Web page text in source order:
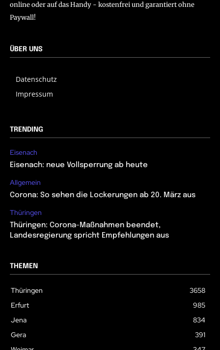
online oder auf das Handy - kostenfrei und garantiert ohne
Paywall!
ÜBER UNS
Datenschutz
Impressum
TRENDING
Eisenach
Eisenach: neue Vollsperrung ab heute
Allgemein
Corona: So sehen die Lockerungen ab 20. März aus
Thüringen
Thüringen: Corona-Maßnahmen beendet,
Landesregierung spricht Empfehlungen aus
THEMEN
Thüringen
3658
Erfurt
985
Jena
834
Gera
391